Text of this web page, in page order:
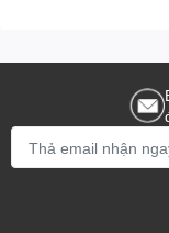
chọn hoàn hảo cho
nhà hàng , trường
sẽ xứng đáng là trợ
không gian vừa và
cho người sử dụng .